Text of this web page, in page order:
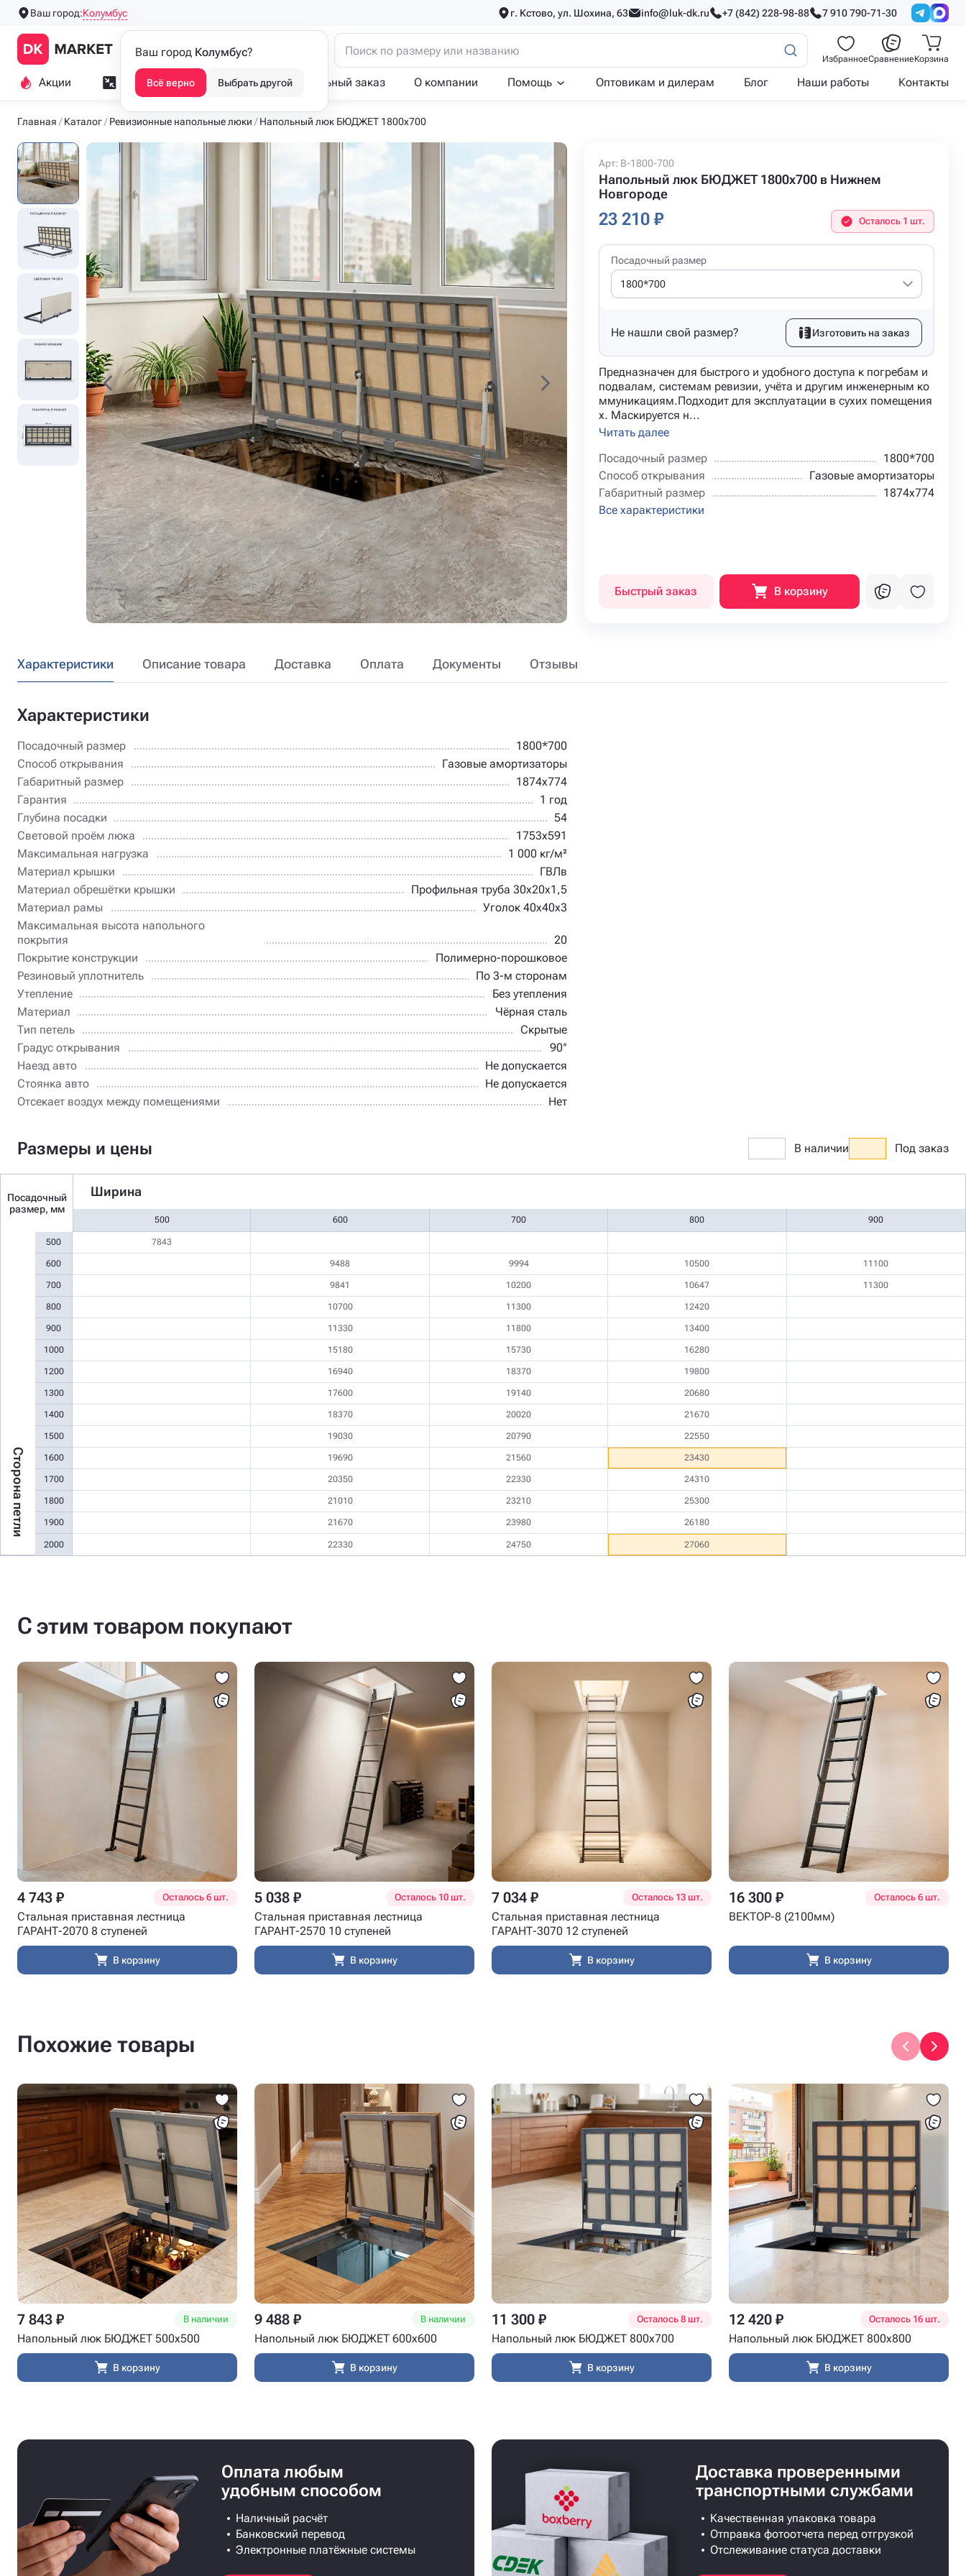
Ваш город:Колумбус г. Кстово, ул. Шохина, 63 info@luk-dk.ru +7 (842) 228-98-88 7 910 790-71-30
люки с 2016 года
ИзбранноеСравнениеКорзина
Акции Замер и монтаж Индивидуальный заказ О компании Помощь Оптовикам и дилерам Блог Наши работы Контакты
Главная Каталог Ревизионные напольные люки Напольный люк БЮДЖЕТ 1800x700
Арт: B-1800-700
Напольный люк БЮДЖЕТ 1800x700 в Нижнем
Новгороде
23 210 ₽ Осталось 1 шт.
Посадочный размер
1800*700
Не нашли свой размер? Изготовить на заказ
Предназначен для быстрого и удобного доступа к погребам и
подвалам, системам ревизии, учёта и другим инженерным ко
ммуникациям.Подходит для эксплуатации в сухих помещения
х. Маскируется н...
Читать далее
Посадочный размер
1800*700
Способ открывания
Газовые амортизаторы
Габаритный размер
1874х774
Все характеристики
Быстрый заказ В корзину
Характеристики Описание товара Доставка Оплата Документы Отзывы
Характеристики
Посадочный размер
1800*700
Способ открывания
Газовые амортизаторы
Габаритный размер
1874х774
Гарантия
1 год
Глубина посадки
54
Световой проём люка
1753х591
Максимальная нагрузка
1 000 кг/м²
Материал крышки
ГВЛв
Материал обрешётки крышки
Профильная труба 30х20х1,5
Материал рамы
Уголок 40х40х3
Максимальная высота напольного
покрытия
20
Покрытие конструкции
Полимерно-порошковое
Резиновый уплотнитель
По 3-м сторонам
Утепление
Без утепления
Материал
Чёрная сталь
Тип петель
Скрытые
Градус открывания
90°
Наезд авто
Не допускается
Стоянка авто
Не допускается
Отсекает воздух между помещениями
Нет
Размеры и цены В наличии Под заказ
Посадочный
размер, мм
Ширина
500 600 700 800 900
Сторона петли
500
600
700
800
900
1000
1200
1300
1400
1500
1600
1700
1800
1900
2000
7843
9488 9994 10500 11100
9841 10200 10647 11300
10700 11300 12420
11330 11800 13400
15180 15730 16280
16940 18370 19800
17600 19140 20680
18370 20020 21670
19030 20790 22550
19690 21560 23430
20350 22330 24310
21010 23210 25300
21670 23980 26180
22330 24750 27060
С этим товаром покупают
4 743 ₽ Осталось 6 шт.
Стальная приставная лестница
ГАРАНТ-2070 8 ступеней
В корзину
5 038 ₽ Осталось 10 шт.
Стальная приставная лестница
ГАРАНТ-2570 10 ступеней
В корзину
7 034 ₽ Осталось 13 шт.
Стальная приставная лестница
ГАРАНТ-3070 12 ступеней
В корзину
16 300 ₽ Осталось 6 шт.
ВЕКТОР-8 (2100мм)
В корзину
Похожие товары
7 843 ₽ В наличии
Напольный люк БЮДЖЕТ 500x500
В корзину
9 488 ₽ В наличии
Напольный люк БЮДЖЕТ 600x600
В корзину
11 300 ₽ Осталось 8 шт.
Напольный люк БЮДЖЕТ 800x700
В корзину
12 420 ₽ Осталось 16 шт.
Напольный люк БЮДЖЕТ 800x800
В корзину
Оплата любым
удобным способом
Наличный расчёт
Банковский перевод
Электронные платёжные системы
Доставка проверенными
транспортными службами
Качественная упаковка товара
Отправка фотоотчета перед отгрузкой
Отслеживание статуса доставки
Ваш город Колумбус?
Всё верно Выбрать другой